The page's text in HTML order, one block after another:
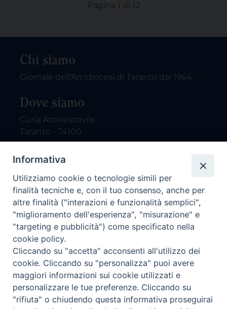
Pagina 1 di 12
Chi siamo
Giornale dell'Arcidiocesi di Taranto dal 1964.
Dove siamo
Curia Arcivescovile
Taranto - 74100
Contatti
email: redazione@nuovodialogo.com
marketing@nuovodialogo.com
tel: 0994525780
tel 2:
Newsletter
Iscriviti alla nostra newsletter
Informativa
Utilizziamo cookie o tecnologie simili per
finalità tecniche e, con il tuo consenso, anche per
altre finalità ("interazioni e funzionalità semplici",
"miglioramento dell'esperienza", "misurazione" e
"targeting e pubblicità") come specificato nella
cookie policy.
Cliccando su "accetta" acconsenti all'utilizzo dei
cookie. Cliccando su "personalizza" puoi avere
maggiori informazioni sui cookie utilizzati e
personalizzare le tue preferenze. Cliccando su
"rifiuta" o chiudendo questa informativa proseguirai